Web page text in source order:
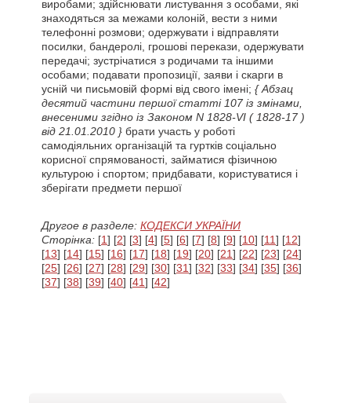
виробами; здійснювати листування з особами, які
знаходяться за межами колоній, вести з ними
телефонні розмови; одержувати і відправляти
посилки, бандеролі, грошові перекази, одержувати
передачі; зустрічатися з родичами та іншими
особами; подавати пропозиції, заяви і скарги в
усній чи письмовій формі від свого імені; { Абзац
десятий частини першої статті 107 із змінами,
внесеними згідно із Законом N 1828-VI ( 1828-17 )
від 21.01.2010 } брати участь у роботі
самодіяльних організацій та гуртків соціально
корисної спрямованості, займатися фізичною
культурою і спортом; придбавати, користуватися і
зберігати предмети першої
Другое в разделе: КОДЕКСИ УКРАЇНИ
Сторінка: [1] [2] [3] [4] [5] [6] [7] [8] [9] [10] [11] [12]
[13] [14] [15] [16] [17] [18] [19] [20] [21] [22] [23] [24]
[25] [26] [27] [28] [29] [30] [31] [32] [33] [34] [35] [36]
[37] [38] [39] [40] [41] [42]